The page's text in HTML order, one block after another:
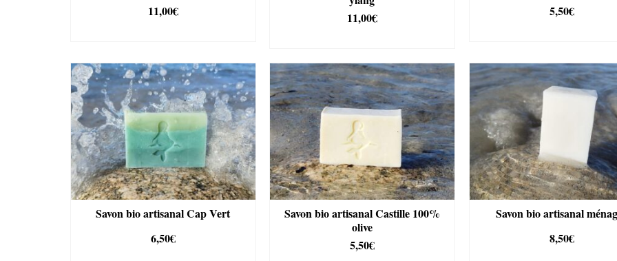
du
produit
11,00€
11,00€ 5,50€
Savon bio artisanal Cap Vert
6,50€
Savon bio artisanal Castille 100%
olive
5,50€
Savon bio artisanal
8,50€